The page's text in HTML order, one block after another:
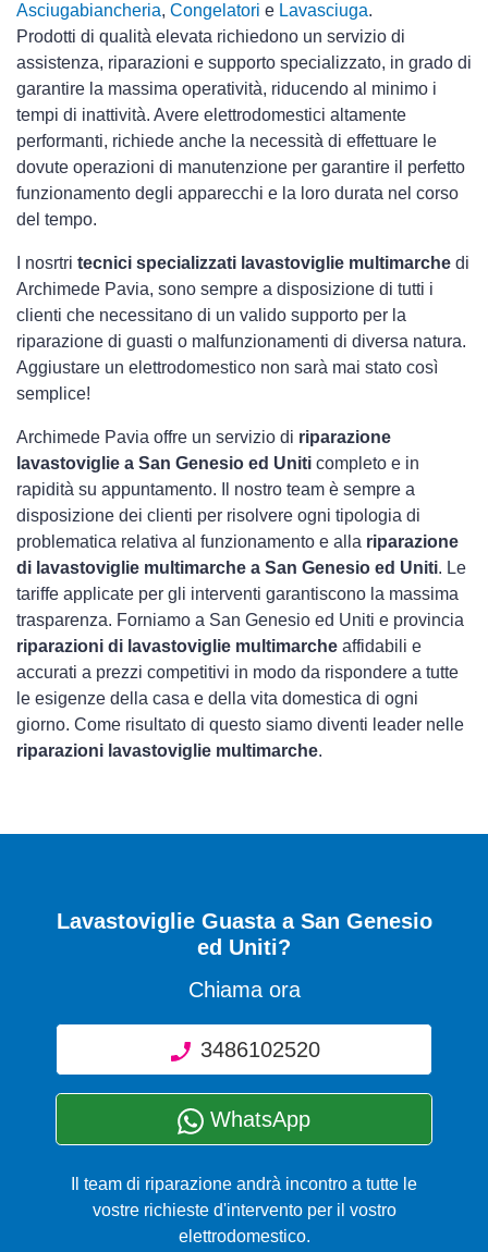
Asciugabiancheria, Congelatori e Lavasciuga.
Prodotti di qualità elevata richiedono un servizio di
assistenza, riparazioni e supporto specializzato, in grado di
garantire la massima operatività, riducendo al minimo i
tempi di inattività. Avere elettrodomestici altamente
performanti, richiede anche la necessità di effettuare le
dovute operazioni di manutenzione per garantire il perfetto
funzionamento degli apparecchi e la loro durata nel corso
del tempo.
I nosrtri tecnici specializzati lavastoviglie multimarche di
Archimede Pavia, sono sempre a disposizione di tutti i
clienti che necessitano di un valido supporto per la
riparazione di guasti o malfunzionamenti di diversa natura.
Aggiustare un elettrodomestico non sarà mai stato così
semplice!
Archimede Pavia offre un servizio di riparazione
lavastoviglie a San Genesio ed Uniti completo e in
rapidità su appuntamento. Il nostro team è sempre a
disposizione dei clienti per risolvere ogni tipologia di
problematica relativa al funzionamento e alla riparazione
di lavastoviglie multimarche a San Genesio ed Uniti. Le
tariffe applicate per gli interventi garantiscono la massima
trasparenza. Forniamo a San Genesio ed Uniti e provincia
riparazioni di lavastoviglie multimarche affidabili e
accurati a prezzi competitivi in modo da rispondere a tutte
le esigenze della casa e della vita domestica di ogni
giorno. Come risultato di questo siamo diventi leader nelle
riparazioni lavastoviglie multimarche.
Lavastoviglie Guastaa San Genesio
ed Uniti?
Chiama ora
3486102520
WhatsApp
Il team di riparazione andrà incontro a tutte le
vostre richieste d'intervento per il vostro
elettrodomestico.